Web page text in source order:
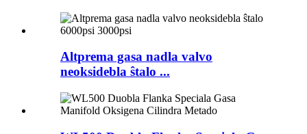
Altprema gasa nadla valvo
neoksidebla ŝtalo ...